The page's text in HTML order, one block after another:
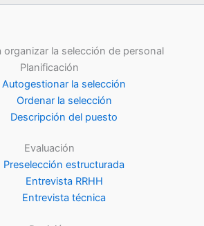
organizar la selección de personal
Planificación
Autogestionar la selección
Ordenar la selección
Descripción del puesto
Evaluación
Preselección estructurada
Entrevista RRHH
Entrevista técnica